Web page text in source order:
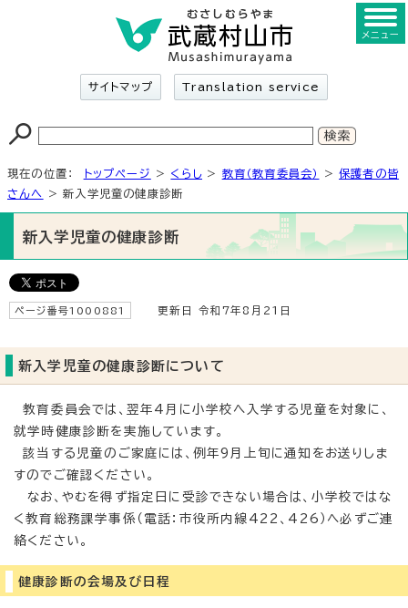
サイトマップ Translation service
メニュー
現在の位置： トップページ > くらし > 教育（教育委員会） >保護者の皆
さんへ
> 新入学児童の健康診断
新入学児童の健康診断
ページ番号1000881 更新日 令和7年8月21日
新入学児童の健康診断について
教育委員会では、翌年4月に小学校へ入学する児童を対象に、
就学時健康診断を実施しています。
該当する児童のご家庭には、例年9月上旬に通知をお送りしま
すのでご確認ください。
なお、やむを得ず指定日に受診できない場合は、小学校ではな
く教育総務課学事係（電話：市役所内線422、426）へ必ずご連
絡ください。
健康診断の会場及び日程